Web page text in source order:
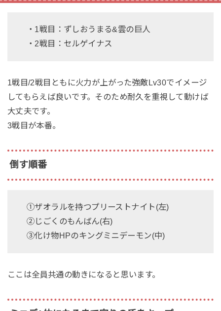
・1戦目：ずしおうまる&雲の巨人
・2戦目：セルゲイナス
1戦目/2戦目ともに火力が上がった強敵Lv30でイメージ
してもらえば良いです。そのため耐久を重視して動けば
大丈夫です。
3戦目が本番。
倒す順番
①ザオラルを持つプリーストナイト(左)
②じごくのもんばん(右)
③化け物HPのキングミニデーモン(中)
ここは全員共通の動きになると思います。